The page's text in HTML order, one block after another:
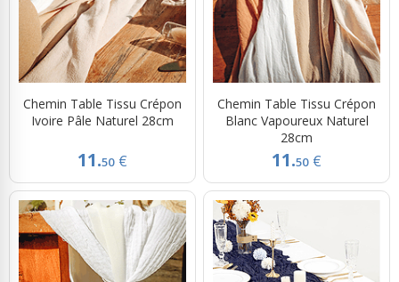
Chemin Table Tissu Crépon
Ivoire Pâle Naturel 28cm
11.50 €
Chemin Table Tissu Crépon
Blanc Vapoureux Naturel
28cm
11.50 €